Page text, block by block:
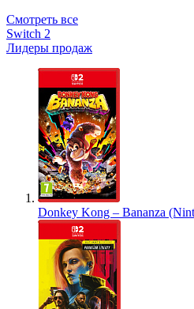
Смотреть все
Switch 2
Лидеры продаж
Donkey Kong – Bananza